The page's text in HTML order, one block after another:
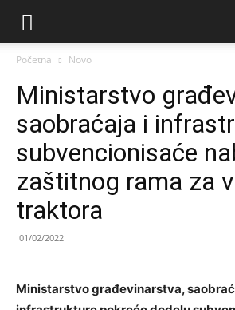
Početna Novo
Ministarstvo
saobraćaja i
subvencionisaće
zaštitnog rama za
traktora
01/02/2022
Ministarstvo građevinarstva,